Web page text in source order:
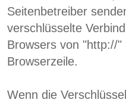
Seitenbetreiber
verschlüsselte
Browsers von "http://
Browserzeile.
Wenn die